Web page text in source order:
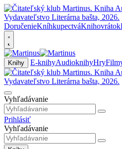
DoručenieKníhkupectváKnihovrátok
Knihy E-knihyAudioknihyHry
Vyhľadávanie
Prihlásiť
Vyhľadávanie